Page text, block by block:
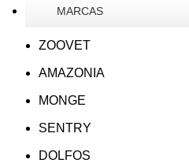
MARCAS
ZOOVET
AMAZONIA
MONGE
SENTRY
DOLFOS